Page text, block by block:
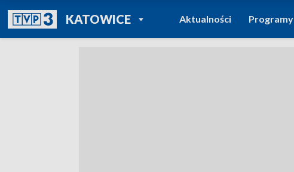
KATOWICEPOWRÓT DO
TVP REGIONY
Aktualności Programy